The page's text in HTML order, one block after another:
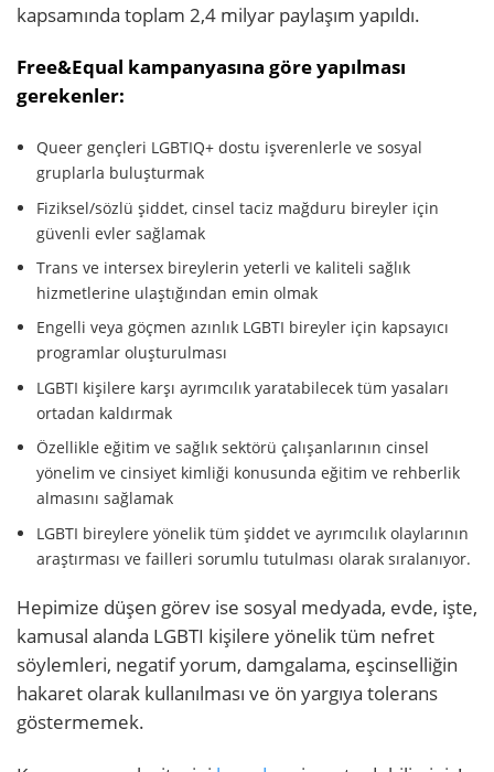
kapsamında toplam 2,4 milyar paylaşım yapıldı.
Free&Equal kampanyasına göre yapılması
gerekenler:
Queer gençleri LGBTIQ+ dostu işverenlerle ve sosyal
gruplarla buluşturmak
Fiziksel/sözlü şiddet, cinsel taciz mağduru bireyler için
güvenli evler sağlamak
Trans ve intersex bireylerin yeterli ve kaliteli sağlık
hizmetlerine ulaştığından emin olmak
Engelli veya göçmen azınlık LGBTI bireyler için kapsayıcı
programlar oluşturulması
LGBTI kişilere karşı ayrımcılık yaratabilecek tüm yasaları
ortadan kaldırmak
Özellikle eğitim ve sağlık sektörü çalışanlarının cinsel
yönelim ve cinsiyet kimliği konusunda eğitim ve rehberlik
almasını sağlamak
LGBTI bireylere yönelik tüm şiddet ve ayrımcılık olaylarının
araştırması ve failleri sorumlu tutulması olarak sıralanıyor.
Hepimize düşen görev ise sosyal medyada, evde, işte,
kamusal alanda LGBTI kişilere yönelik tüm nefret
söylemleri, negatif yorum, damgalama, eşcinselliğin
hakaret olarak kullanılması ve ön yargıya tolerans
göstermemek.